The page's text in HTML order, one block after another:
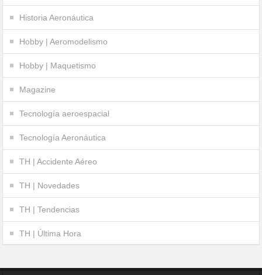
Historia Aeronáutica
Hobby | Aeromodelismo
Hobby | Maquetismo
Magazine
Tecnología aeroespacial
Tecnología Aeronáutica
TH | Accidente Aéreo
TH | Novedades
TH | Tendencias
TH | Última Hora